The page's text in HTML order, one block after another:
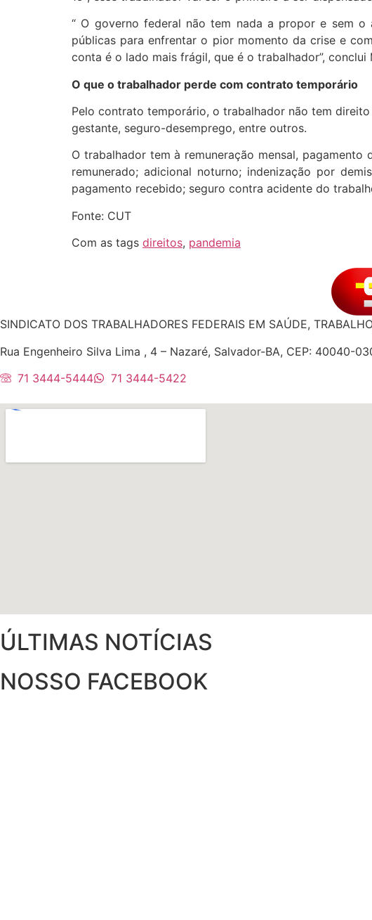
“ O governo federal não tem nada a propor e sem o
públicas para enfrentar o pior momento da crise e
conta é o lado mais frágil, que é o trabalhador”, conclui
O que o trabalhador perde com contrato temporário
Pelo contrato temporário, o trabalhador não tem
gestante, seguro-desemprego, entre outros.
O trabalhador tem à remuneração mensal,
remunerado; adicional noturno; indenização por
pagamento recebido; seguro contra acidente do
Fonte: CUT
Com as tags direitos, pandemia
SINDICATO DOS TRABALHADORES FEDERAIS EM SAÚDE,
Rua Engenheiro Silva Lima , 4 – Nazaré, Salvador-BA, CEP: 40040-
71 3444-5444
71 3444-5422
ÚLTIMAS NOTÍCIAS
NOSSO FACEBOOK